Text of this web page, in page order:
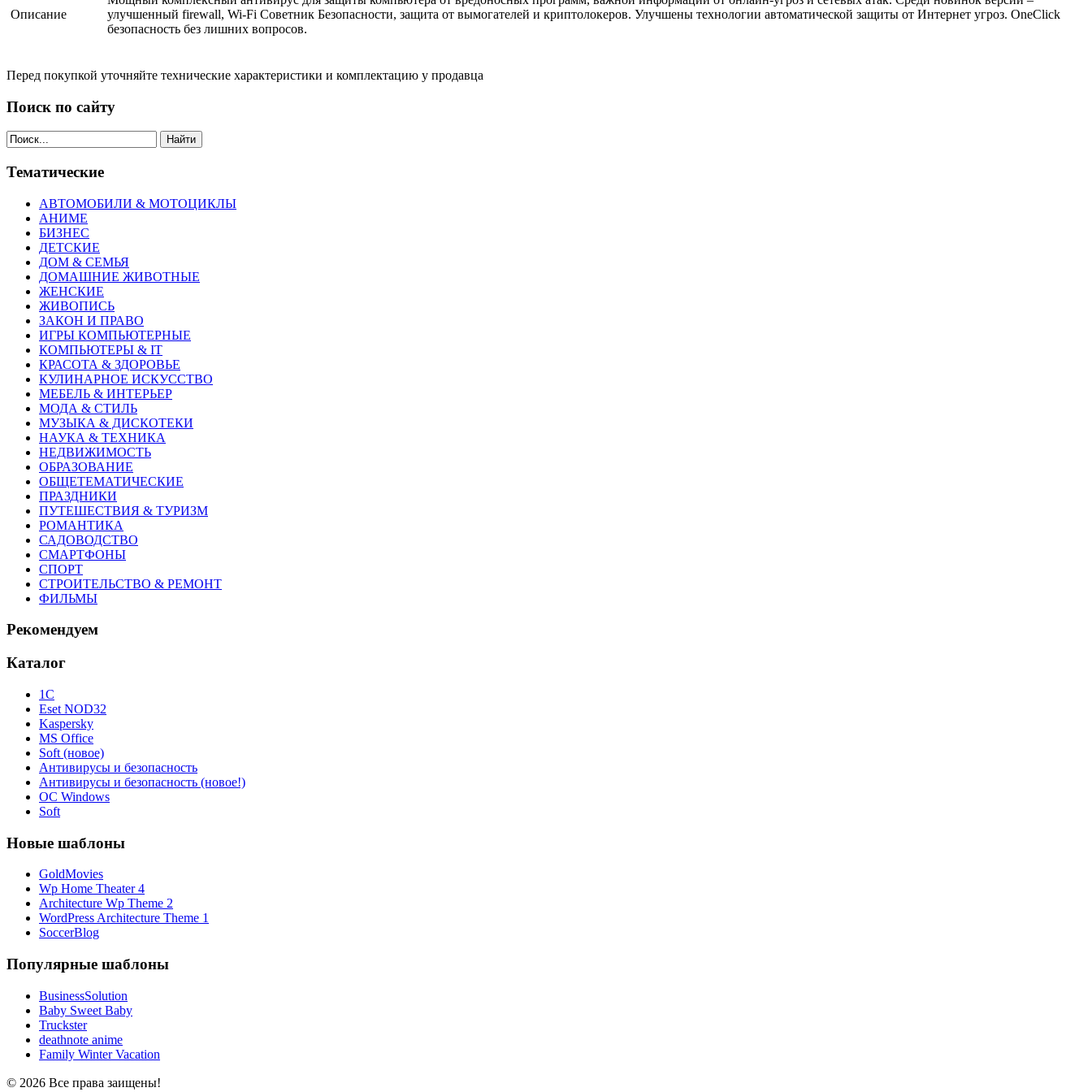
Описание
улучшенный firewall, Wi-Fi Советник Безопасности, защита от вымогателей и криптолокеров. Улучшены технологии автоматической защиты от Интернет угроз. OneClick
безопасность без лишних вопросов.
Перед покупкой уточняйте технические характеристики и комплектацию у продавца
Поиск по сайту
Найти
Тематические
АВТОМОБИЛИ & МОТОЦИКЛЫ
АНИМЕ
БИЗНЕС
ДЕТСКИЕ
ДОМ & СЕМЬЯ
ДОМАШНИЕ ЖИВОТНЫЕ
ЖЕНСКИЕ
ЖИВОПИСЬ
ЗАКОН И ПРАВО
ИГРЫ КОМПЬЮТЕРНЫЕ
КОМПЬЮТЕРЫ & IT
КРАСОТА & ЗДОРОВЬЕ
КУЛИНАРНОЕ ИСКУССТВО
МЕБЕЛЬ & ИНТЕРЬЕР
МОДА & СТИЛЬ
МУЗЫКА & ДИСКОТЕКИ
НАУКА & ТЕХНИКА
НЕДВИЖИМОСТЬ
ОБРАЗОВАНИЕ
ОБЩЕТЕМАТИЧЕСКИЕ
ПРАЗДНИКИ
ПУТЕШЕСТВИЯ & ТУРИЗМ
РОМАНТИКА
САДОВОДСТВО
СМАРТФОНЫ
СПОРТ
СТРОИТЕЛЬСТВО & РЕМОНТ
ФИЛЬМЫ
Рекомендуем
Каталог
1С
Eset NOD32
Kaspersky
MS Office
Soft (новое)
Антивирусы и безопасность
Антивирусы и безопасность (новое!)
ОС Windows
Soft
Новые шаблоны
GoldMovies
Wp Home Theater 4
Architecture Wp Theme 2
WordPress Architecture Theme 1
SoccerBlog
Популярные шаблоны
BusinessSolution
Baby Sweet Baby
Truckster
deathnote anime
Family Winter Vacation
© 2026 Все права заищены!